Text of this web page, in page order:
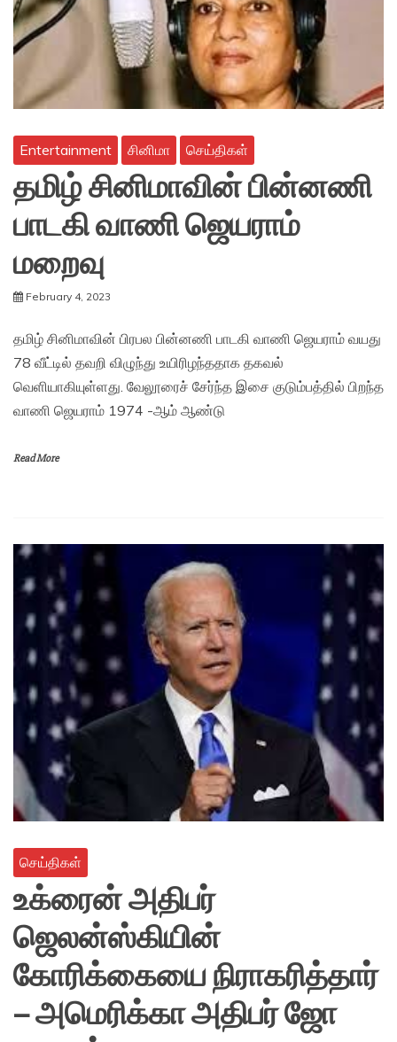
Entertainment சினிமா செய்திகள்
தமிழ் சினிமாவின் பின்னணி
பாடகி வாணி ஜெயராம்
மறைவு
February 4, 2023
தமிழ் சினிமாவின் பிரபல பின்னணி பாடகி வாணி ஜெயராம் வயது
78 வீட்டில் தவறி விழுந்து உயிரிழந்ததாக தகவல்
வெளியாகியுள்ளது. வேலூரைச் சேர்ந்த இசை குடும்பத்தில் பிறந்த
வாணி ஜெயராம் 1974 -ஆம் ஆண்டு
Read More
செய்திகள்
உக்ரைன் அதிபர்
ஜெலன்ஸ்கியின்
கோரிக்கையை நிராகரித்தார்
– அமெரிக்கா அதிபர் ஜோ